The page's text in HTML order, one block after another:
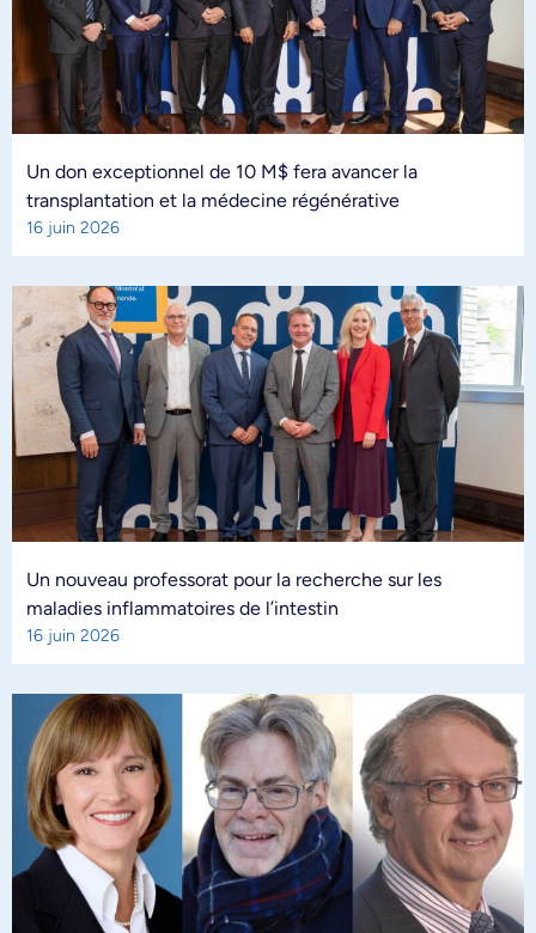
Un don exceptionnel de 10 M$ fera avancer la
transplantation et la médecine régénérative
16 juin 2026
Un nouveau professorat pour la recherche sur les
maladies inflammatoires de l’intestin
16 juin 2026